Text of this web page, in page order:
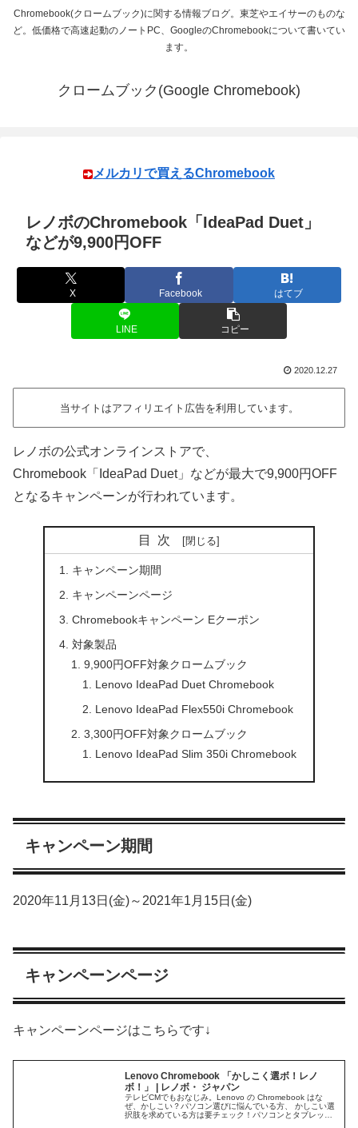
Chromebook(クロームブック)に関する情報ブログ。東芝やエイサーのものな
ど。低価格で高速起動のノートPC、GoogleのChromebookについて書いてい
ます。
クロームブック(Google Chromebook)
メルカリで買えるChromebook
レノボのChromebook「IdeaPad Duet」
などが9,900円OFF
X Facebook はてブ
LINE コピー
2020.12.27
当サイトはアフィリエイト広告を利用しています。
レノボの公式オンラインストアで、
Chromebook「IdeaPad Duet」などが最大で9,900円OFF
となるキャンペーンが行われています。
目次
キャンペーン期間
キャンペーンページ
Chromebookキャンペーン Eクーポン
対象製品
9,900円OFF対象クロームブック
Lenovo IdeaPad Duet Chromebook
Lenovo IdeaPad Flex550i Chromebook
3,300円OFF対象クロームブック
Lenovo IdeaPad Slim 350i Chromebook
キャンペーン期間
2020年11月13日(金)～2021年1月15日(金)
キャンペーンページ
キャンペーンページはこちらです↓
Lenovo Chromebook 「かしこく選ボ！レノ
ボ！」 | レノボ・ ジャパン
テレビCMでもおなじみ。Lenovo の Chromebook はな
ぜ、かしこい？パソコン選びに悩んでいる方、 かしこい選
択肢を求めている方は要チェック！パソコンとタブレット